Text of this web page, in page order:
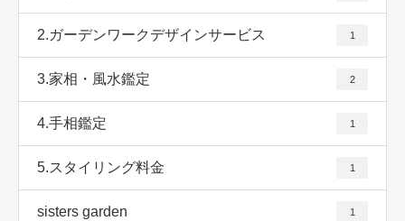
2.ガーデンワークデザインサービス 1
3.家相・風水鑑定 2
4.手相鑑定 1
5.スタイリング料金 1
sisters garden 1